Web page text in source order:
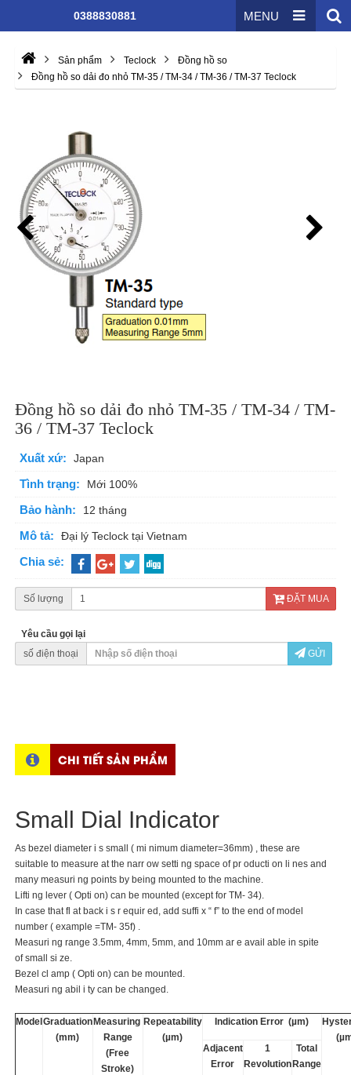
0388830881 MENU
Sản phẩm Teclock
Đồng hồ so
Đồng hồ so dải đo nhỏ TM-35 / TM-34 / TM-36 / TM-37 Teclock
Đồng hồ so dải đo nhỏ TM-35 / TM-34 / TM-
36 / TM-37 Teclock
Xuất xứ: Japan
Tình trạng: Mới 100%
Bảo hành: 12 tháng
Mô tả: Đại lý Teclock tại Vietnam
Chia sẻ:
Số lượng ĐẶT MUA
Yêu cầu gọi lại
số điện thoại
GỬI
CHI TIẾT SẢN PHẨM
Small Dial Indicator
As bezel diameter i s small ( mi nimum diameter=36mm) , these are
suitable to measure at the narr ow setti ng space of pr oducti on li nes and
many measuri ng points by being mounted to the machine.
Lifti ng lever ( Opti on) can be mounted (except for TM- 34).
In case that fl at back i s r equir ed, add suffi x “ f” to the end of model
number ( example =TM- 35f) .
Measuri ng range 3.5mm, 4mm, 5mm, and 10mm ar e avail able in spite
of small si ze.
Bezel cl amp ( Opti on) can be mounted.
Measuri ng abil i ty can be changed.
Model Graduation
(mm)
Measuring
Range
(Free
Stroke)
Repeatability
(µm)
Indication Error (µm)
Adjacent
Error
1
Revolution
Total
Range